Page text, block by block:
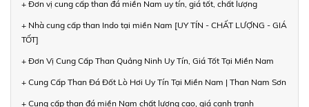
+ Đơn vị cung cấp than đá miền Nam uy tín, giá tốt, chất lượng
+ Nhà cung cấp than Indo tại miền Nam [UY TÍN - CHẤT LƯỢNG - GIÁ
TỐT]
+ Đơn Vị Cung Cấp Than Quảng Ninh Uy Tín, Giá Tốt Tại Miền Nam
+ Cung Cấp Than Đá Đốt Lò Hơi Uy Tín Tại Miền Nam | Than Nam Sơn
+ Cung cấp than đá miền Nam chất lượng cao, giá cạnh tranh